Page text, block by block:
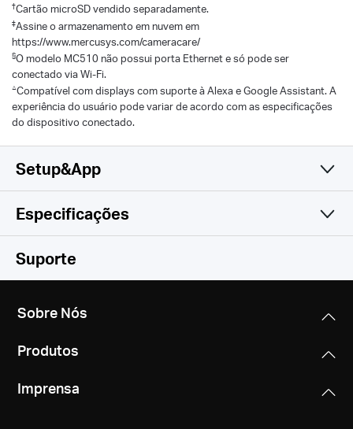
†Cartão microSD vendido separadamente.
‡Assine o armazenamento em nuvem em
https://www.mercusys.com/cameracare/
§O modelo MC510 não possui porta Ethernet e só pode ser
conectado via Wi-Fi.
△Compatível com displays com suporte à Alexa e Google Assistant. A
experiência do usuário pode variar de acordo com as especificações
do dispositivo conectado.
Setup&App
Simples e Prático
Especificações
Camera
CMOS de Varredura Progressiva 1/3" (não é sensor
Lens
Distância Focal: 4 mm
2304× 1296 px
Digital Zoom
Criptografia AES de 128 bits com SSL/TLS
Network
Suporte
Sobre Nós
Produtos
Imprensa